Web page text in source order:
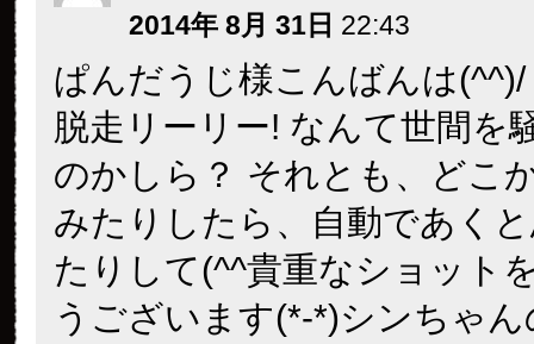
2014年 8月 31日 22:43
ぱんだうじ様こんばんは(^^)/
脱走リーリー! なんて世間を
のかしら？ それとも、どこ
みたりしたら、自動であく
たりして(^^貴重なショット
うございます(*-*)シンちゃ